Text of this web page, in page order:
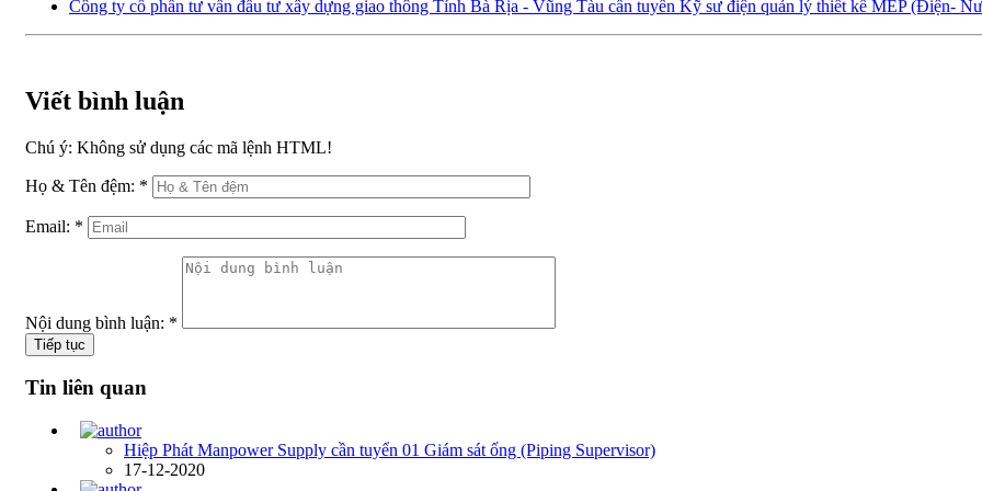
Công ty cổ phần tư vấn đầu tư xây dựng giao thông Tỉnh Bà Rịa - Vũng Tàu cần tuyển Kỹ sư điện quản lý thiết kế MEP (Điện-
Viết bình luận
Chú ý: Không sử dụng các mã lệnh HTML!
Họ & Tên đệm: *
Email: *
Nội dung bình luận: *
Tiếp tục
Tin liên quan
Hiệp Phát Manpower Supply cần tuyển 01 Giám sát ống (Piping Supervisor)
17-12-2020